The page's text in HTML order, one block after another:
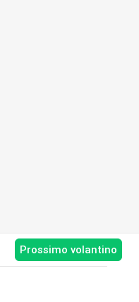
Prossimo volantino